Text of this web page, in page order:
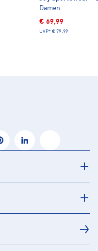
Damen
€ 69,99
UVP* € 79,99